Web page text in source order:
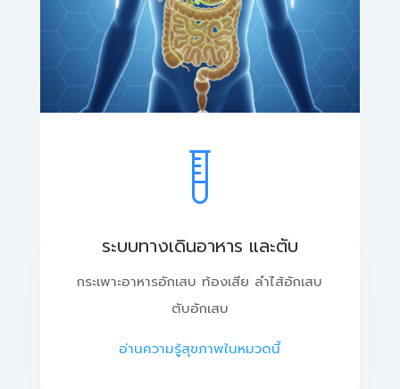
ระบบทางเดินอาหาร และตับ
กระเพาะอาหารอักเสบ ท้องเสีย ลำไส้อักเสบ
ตับอักเสบ
อ่านความรู้สุขภาพในหมวดนี้